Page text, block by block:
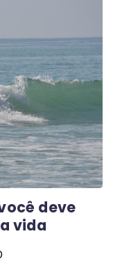
deve
vida